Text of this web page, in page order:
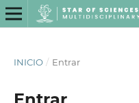
INICIO / Entrar